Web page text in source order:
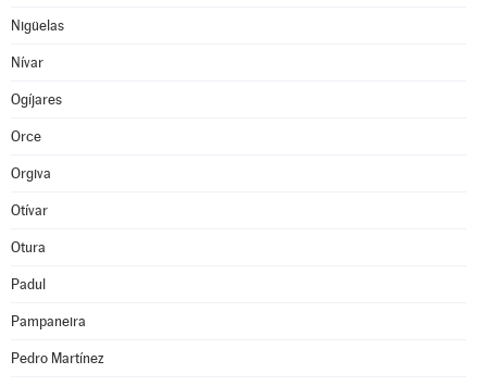
Nigüelas
Nívar
Ogíjares
Orce
Orgiva
Otívar
Otura
Padul
Pampaneira
Pedro Martínez